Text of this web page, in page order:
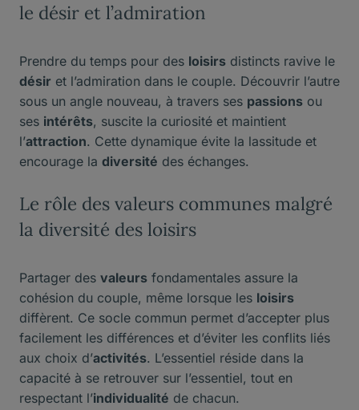
le désir et l’admiration
Prendre du temps pour des loisirs distincts ravive le
désir et l’admiration dans le couple. Découvrir l’autre
sous un angle nouveau, à travers ses passions ou
ses intérêts, suscite la curiosité et maintient
l’attraction. Cette dynamique évite la lassitude et
encourage la diversité des échanges.
Le rôle des valeurs communes malgré
la diversité des loisirs
Partager des valeurs fondamentales assure la
cohésion du couple, même lorsque les loisirs
diffèrent. Ce socle commun permet d’accepter plus
facilement les différences et d’éviter les conflits liés
aux choix d’activités. L’essentiel réside dans la
capacité à se retrouver sur l’essentiel, tout en
respectant l’individualité de chacun.